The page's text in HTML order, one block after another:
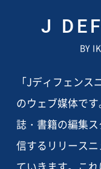
J
BY
「Jディフェン
のウェブ媒体で
誌・書籍の編集
信するリリース